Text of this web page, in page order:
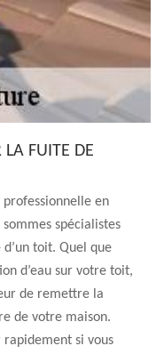
LA FUITE DE
professionnelle en
spécialistes
toit. Quel que
d’eau sur votre toit,
de remettre la
de votre maison.
rapidement si vous